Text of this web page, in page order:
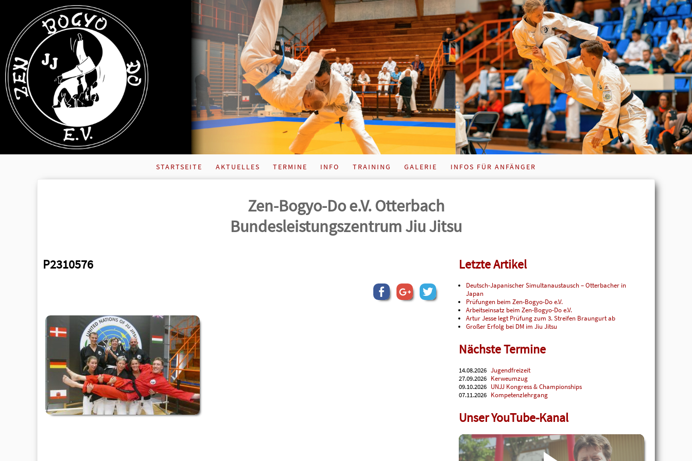
STARTSEITE AKTUELLES TERMINE INFO TRAINING GALERIE INFOS FÜR ANFÄNGER
Zen-Bogyo-Do e.V. Otterbach
Bundes­leistungs­zentrum Jiu Jitsu
P2310576 Letzte Artikel
Deutsch-Japanischer Simultanaustausch – Otterbacher in
Japan
Prüfungen beim Zen-Bogyo-Do e.V.
Arbeitseinsatz beim Zen-Bogyo-Do e.V.
Artur Jesse legt Prüfung zum 3. Streifen Braungurt ab
Großer Erfolg bei DM im Jiu Jitsu
Nächste Termine
14.08.2026 Jugendfreizeit
27.09.2026 Kerweumzug
09.10.2026 UNJJ Kongress & Championships
07.11.2026 Kompetenzlehrgang
Unser YouTube-Kanal